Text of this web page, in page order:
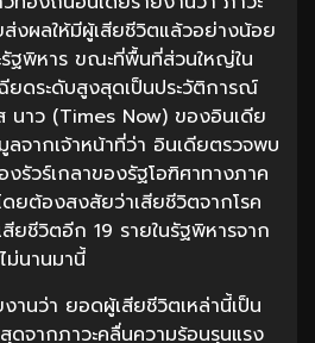
งผลให้มีผู้เสียชีวิตแล้วอย่างน้อย
รัฐพิหาร ขณะที่พื้นที่ส่วนใหญ่ใน
ดระดับสูงสุดเป็นประวัติการณ์
นาว (Times Now) ของอินเดีย
จากเจ้าหน้าที่ว่า อินเดียตรวจพบ
งรัวร์เกลาของรัฐโอฑิศาทางภาค
ยต้องสงสัยว่าเสียชีวิตจากโรค
ยชีวิตอีก 19 รายในรัฐพิหารจาก
ม่นานมานี้
านว่า ยอดผู้เสียชีวิตเหล่านี้เป็น
จากภาวะคลื่นความร้อนรุนแรง